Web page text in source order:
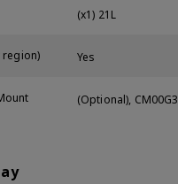
(x1) 21L
region) Yes
(Optional), CM00G3